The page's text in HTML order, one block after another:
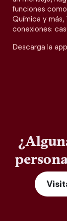
funciones
Química y
conexiones:
Descarga la